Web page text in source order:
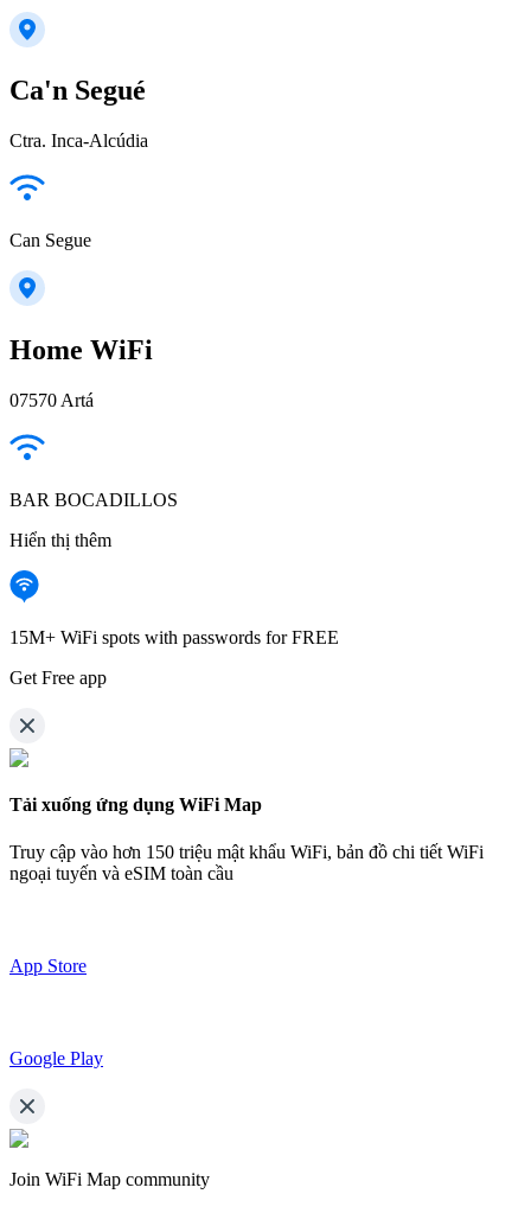
Ca'n Segué
Ctra. Inca-Alcúdia
Can Segue
Home WiFi
07570 Artá
BAR BOCADILLOS
Hiển thị thêm
15M+ WiFi spots with passwords for FREE
Get Free app
Tải xuống ứng dụng WiFi Map
Truy cập vào hơn 150 triệu mật khẩu WiFi, bản đồ chi tiết WiFi
ngoại tuyến và eSIM toàn cầu
App Store
Google Play
Join WiFi Map community